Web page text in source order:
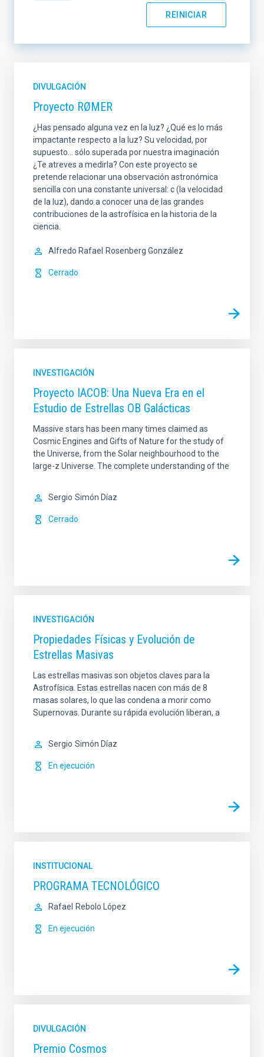
LÍNEA IACTEC ORDENAR POR
ORDEN
DIVULGACIÓN
Proyecto RØMER
¿Has pensado alguna vez en la luz? ¿Qué es lo más
impactante respecto a la luz? Su velocidad, por
supuesto… sólo superada por nuestra imaginación
¿Te atreves a medirla? Con este proyecto se
pretende relacionar una observación astronómica
sencilla con una constante universal: c (la velocidad
de la luz), dando a conocer una de las grandes
contribuciones de la astrofísica en la historia de la
ciencia.
Alfredo Rafael Rosenberg González
Cerrado
INVESTIGACIÓN
Proyecto IACOB: Una Nueva Era en el
Estudio de Estrellas OB Galácticas
Massive stars has been many times claimed as
Cosmic Engines and Gifts of Nature for the study of
the Universe, from the Solar neighbourhood to the
large-z Universe. The complete understanding of the
Sergio Simón Díaz
Cerrado
INVESTIGACIÓN
Propiedades Físicas y Evolución de
Estrellas Masivas
Las estrellas masivas son objetos claves para la
Astrofísica. Estas estrellas nacen con más de 8
masas solares, lo que las condena a morir como
Supernovas. Durante su rápida evolución liberan, a
Sergio Simón Díaz
En ejecución
INSTITUCIONAL
PROGRAMA TECNOLÓGICO
Rafael Rebolo López
En ejecución
DIVULGACIÓN
Premio Cosmos